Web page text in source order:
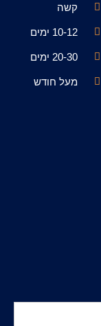
קשה
10-12 ימים
20-30 ימים
מעל חודש